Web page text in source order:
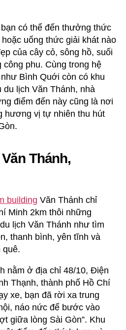
có thể đến thưởng thức
uống thức giải khát nào
của cây cỏ, sông hồ, suối
phu. Cùng trong hệ
Bình Quới còn có khu
du lịch Văn Thánh, nhà
điểm đến này cũng là nơi
hương vị tự nhiên thu hút
Thánh,
building Văn Thánh chỉ
Minh 2km thôi những
lịch Văn Thánh như tìm
thanh bình, yên tĩnh và
quê.
nằm ở địa chỉ 48/10, Điện
Thạnh, thành phố Hồ Chí
xe, bạn đã rời xa trung
náo nức để bước vào
giữa lòng Sài Gòn”. Khu